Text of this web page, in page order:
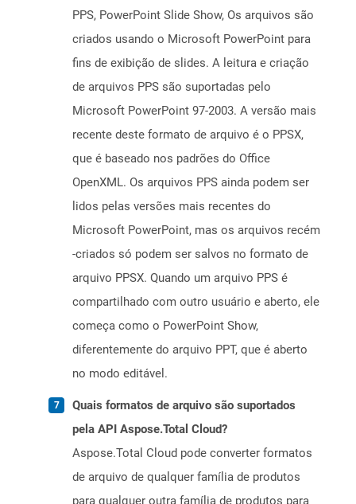
PPS, PowerPoint Slide Show, Os arquivos são
criados usando o Microsoft PowerPoint para
fins de exibição de slides. A leitura e criação
de arquivos PPS são suportadas pelo
Microsoft PowerPoint 97-2003. A versão mais
recente deste formato de arquivo é o PPSX,
que é baseado nos padrões do Office
OpenXML. Os arquivos PPS ainda podem ser
lidos pelas versões mais recentes do
Microsoft PowerPoint, mas os arquivos recém
-criados só podem ser salvos no formato de
arquivo PPSX. Quando um arquivo PPS é
compartilhado com outro usuário e aberto, ele
começa como o PowerPoint Show,
diferentemente do arquivo PPT, que é aberto
no modo editável.
Quais formatos de arquivo são suportados
pela API Aspose.Total Cloud?
Aspose.Total Cloud pode converter formatos
de arquivo de qualquer família de produtos
para qualquer outra família de produtos para